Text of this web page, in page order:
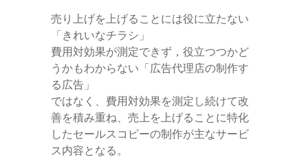
売り上げを上げることには役に立たない
「きれいなチラシ」
費用対効果が測定できず，役立つつかど
うかもわからない「広告代理店の制作す
る広告」
ではなく、費用対効果を測定し続けて改
善を積み重ね、売上を上げることに特化
したセールスコピーの制作が主なサービ
ス内容となる。